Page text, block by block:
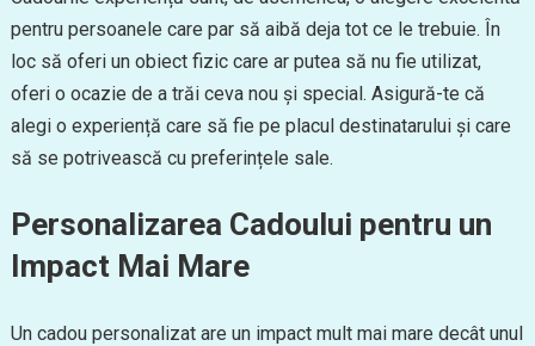
pentru persoanele care par să aibă deja tot ce le trebuie. În
loc să oferi un obiect fizic care ar putea să nu fie utilizat,
oferi o ocazie de a trăi ceva nou și special. Asigură-te că
alegi o experiență care să fie pe placul destinatarului și care
să se potrivească cu preferințele sale.
Personalizarea Cadoului pentru un
Impact Mai Mare
Un cadou personalizat are un impact mult mai mare decât unul